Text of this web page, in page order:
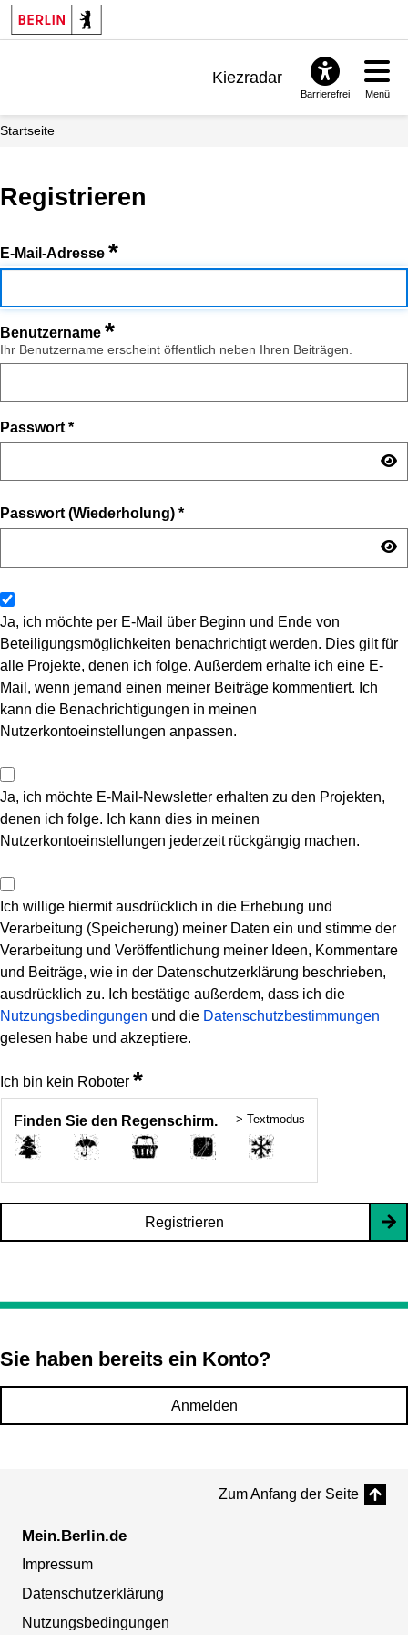
Kiezradar
Barrierefrei Menü
Startseite
Registrieren
E-Mail-Adresse *
Benutzername *
Ihr Benutzername erscheint öffentlich neben Ihren Beiträgen.
Passwort *
Passwort (Wiederholung) *
Ja, ich möchte per E-Mail über Beginn und Ende von
Beteiligungsmöglichkeiten benachrichtigt werden. Dies gilt für
alle Projekte, denen ich folge. Außerdem erhalte ich eine E-
Mail, wenn jemand einen meiner Beiträge kommentiert. Ich
kann die Benachrichtigungen in meinen
Nutzerkontoeinstellungen anpassen.
Ja, ich möchte E-Mail-Newsletter erhalten zu den Projekten,
denen ich folge. Ich kann dies in meinen
Nutzerkontoeinstellungen jederzeit rückgängig machen.
Ich willige hiermit ausdrücklich in die Erhebung und
Verarbeitung (Speicherung) meiner Daten ein und stimme der
Verarbeitung und Veröffentlichung meiner Ideen, Kommentare
und Beiträge, wie in der Datenschutzerklärung beschrieben,
ausdrücklich zu. Ich bestätige außerdem, dass ich die
Nutzungsbedingungen und die Datenschutzbestimmungen
gelesen habe und akzeptiere.
Ich bin kein Roboter *
Finden Sie den Regenschirm. > Textmodus
Registrieren
Sie haben bereits ein Konto?
Anmelden
Zum Anfang der Seite
Mein.Berlin.de
Impressum
Datenschutzerklärung
Nutzungsbedingungen